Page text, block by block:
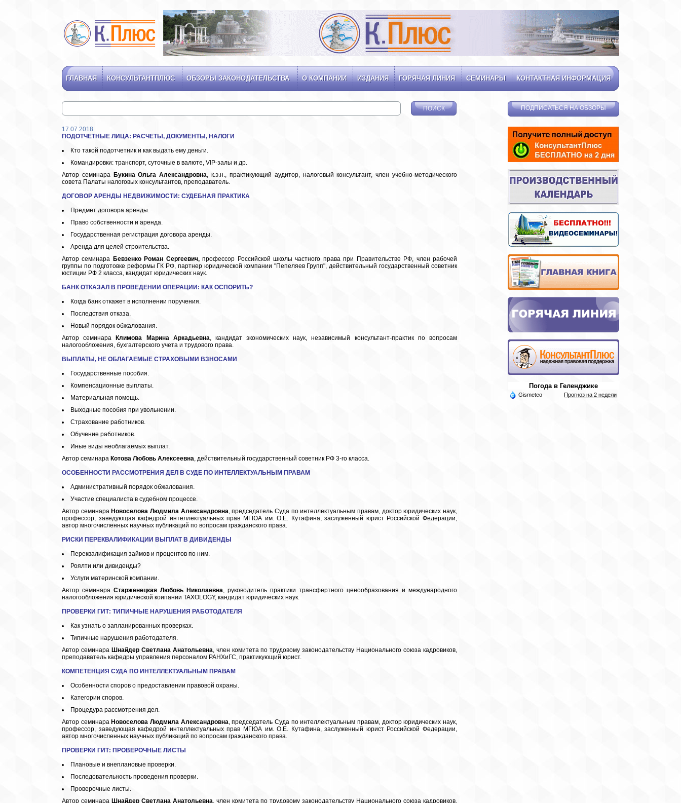
ГЛАВНАЯ КОНСУЛЬТАНТПЛЮС ОБЗОРЫ ЗАКОНОДАТЕЛЬСТВА О КОМПАНИИ ИЗДАНИЯ ГОРЯЧАЯ ЛИНИЯ СЕМИНАРЫ КОНТАКТНАЯ ИНФОРМАЦИЯ
17.07.2018
ПОДОТЧЕТНЫЕ ЛИЦА: РАСЧЕТЫ , ДОКУМЕНТЫ , НАЛОГИ
Кто такой подотчетник и как выдать ему деньги.
Командировки: транспорт, суточные в валюте, VIP-залы и др.
Автор семинара Букина Ольга Александровна, к.э.н., практикующий аудитор, налоговый консультант, член учебно-методического
совета Палаты налоговых консультантов, преподаватель.
ДОГОВОР АРЕНДЫ НЕДВИЖИМОСТИ: СУДЕБНАЯ ПРАКТИКА
Предмет договора аренды.
Право собственности и аренда.
Государственная регистрация договора аренды.
Аренда для целей строительства.
Автор семинара Бевзенко Роман Сергеевич,профессор Российской школы частного права при Правительстве РФ, член рабочей
группы по подготовке реформы ГК РФ, партнер юридической компании "Пепеляев Групп", действительный государственный советник
юстиции РФ 2 класса, кандидат юридических наук.
БАНК ОТКАЗАЛ В ПРОВЕДЕНИИ ОПЕРАЦИИ: КАК ОСПОРИТЬ?
Когда банк откажет в исполнении поручения.
Последствия отказа.
Новый порядок обжалования.
Автор семинара
Климова Марина Аркадьевна, кандидат экономических наук, независимый консультант-практик по вопросам
налогообложения, бухгалтерского учета и трудового права.
ВЫПЛАТЫ, НЕ ОБЛАГАЕМЫЕ СТРАХОВЫМИ ВЗНОСАМИ
Государственные пособия.
Компенсационные выплаты.
Материальная помощь.
Выходные пособия при увольнении.
Страхование работников.
Обучение работников.
Иные виды необлагаемых выплат.
Автор семинара Котова Любовь Алексеевна, действительный государственный советник РФ 3-го класса.
ОСОБЕННОСТИ РАССМОТРЕНИЯ ДЕЛ В СУДЕ ПО ИНТЕЛЛЕКТУАЛЬНЫМ ПРАВАМ
Административный порядок обжалования.
Участие специалиста в судебном процессе.
Автор семинара Новоселова Людмила Александровна, председатель Суда по интеллектуальным правам, доктор юридических наук,
профессор, заведующая кафедрой интеллектуальных прав МГЮА им. О.Е. Кутафина, заслуженный юрист Российской Федерации,
автор многочисленных научных публикаций по вопросам гражданского права.
РИСКИ ПЕРЕКВАЛИФИКАЦИИ ВЫПЛАТ В ДИВИДЕНДЫ
Переквалификация займов и процентов по ним.
Роялти или дивиденды?
Услуги материнской компании.
Автор семинара Старженецкая Любовь Николаевна, руководитель практики трансфертного ценообразования и международного
налогообложения юридической коипании TAXOLOGY, кандидат юридических наук.
ПРОВЕРКИ ГИТ: ТИПИЧНЫЕ НАРУШЕНИЯ РАБОТОДАТЕЛЯ
Как узнать о запланированных проверках.
Типичные нарушения работодателя.
Автор семинара ШнайдерСветлана Анатольевна, член комитета по трудовому законодательству Национального союза кадровиков,
преподаватель кафедры управления персоналом РАНХиГС, практикующий юрист.
КОМПЕТЕНЦИЯ СУДА ПО ИНТЕЛЛЕКТУАЛЬНЫМ ПРАВАМ
Особенности споров о предоставлении правовой охраны.
Категории споров.
Процедура рассмотрения дел.
Автор семинара Новоселова Людмила Александровна, председатель Суда по интеллектуальным правам, доктор юридических наук,
профессор, заведующая кафедрой интеллектуальных прав МГЮА им. О.Е. Кутафина, заслуженный юрист Российской Федерации,
автор многочисленных научных публикаций по вопросам гражданского права.
ПРОВЕРКИ ГИТ: ПРОВЕРОЧНЫЕ ЛИСТЫ
Плановые и внеплановые проверки.
Последовательность проведения проверки.
Проверочные листы.
Автор семинара ШнайдерСветлана Анатольевна, член комитета по трудовому законодательству Национального союза кадровиков,
ПОДПИСАТЬСЯ НА ОБЗОРЫ
Погода в Геленджике
Gismeteo Прогноз на 2 недели